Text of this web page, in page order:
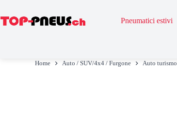
Pneumatici estivi
Home Auto / SUV/4x4 / Furgone Auto turismo